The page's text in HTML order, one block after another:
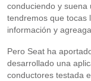
conduciendo y suena
tendremos que tocas
información y
Pero Seat ha
desarrollado una
conductores testada